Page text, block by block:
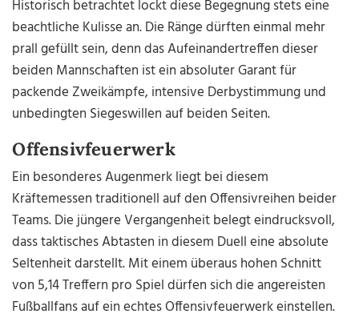
Historisch betrachtet lockt diese Begegnung stets eine
beachtliche Kulisse an. Die Ränge dürften einmal mehr
prall gefüllt sein, denn das Aufeinandertreffen dieser
beiden Mannschaften ist ein absoluter Garant für
packende Zweikämpfe, intensive Derbystimmung und
unbedingten Siegeswillen auf beiden Seiten.
Offensivfeuerwerk
Ein besonderes Augenmerk liegt bei diesem
Kräftemessen traditionell auf den Offensivreihen beider
Teams. Die jüngere Vergangenheit belegt eindrucksvoll,
dass taktisches Abtasten in diesem Duell eine absolute
Seltenheit darstellt. Mit einem überaus hohen Schnitt
von 5,14 Treffern pro Spiel dürfen sich die angereisten
Fußballfans auf ein echtes Offensivfeuerwerk einstellen.